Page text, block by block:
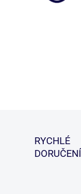
RYCHLÉ
DORUČENÍ